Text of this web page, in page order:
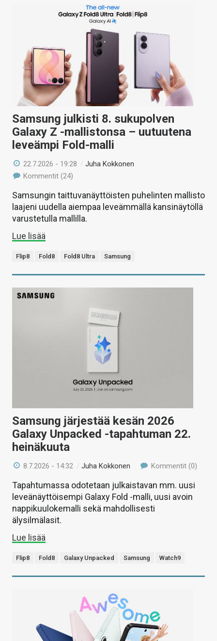
Samsung julkisti 8. sukupolven
Galaxy Z -mallistonsa – uutuutena
leveämpi Fold-malli
22.7.2026 - 19:28 /Juha Kokkonen
Kommentit (24)
Samsungin taittuvanäyttöisten puhelinten mallisto
laajeni uudella aiempaa leveämmällä kansinäytöllä
varustetulla mallilla.
Lue lisää
Flip8 Fold8 Fold8 Ultra Samsung
Samsung järjestää kesän 2026
Galaxy Unpacked -tapahtuman 22.
heinäkuuta
8.7.2026 - 14:32 /Juha Kokkonen Kommentit (0)
Tapahtumassa odotetaan julkaistavan mm. uusi
leveänäyttöisempi Galaxy Fold -malli, uusi avoin
nappikuulokemalli sekä mahdollisesti
älysilmälasit.
Lue lisää
Flip8 Fold8 Galaxy Unpacked Samsung Watch9